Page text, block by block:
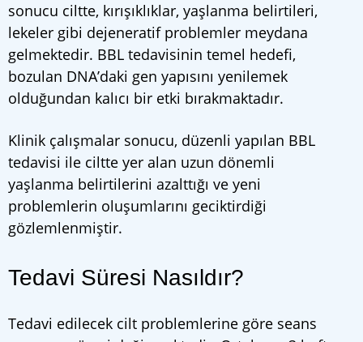
sonucu ciltte, kırışıklıklar, yaşlanma belirtileri,
lekeler gibi dejeneratif problemler meydana
gelmektedir. BBL tedavisinin temel hedefi,
bozulan DNA’daki gen yapısını yenilemek
olduğundan kalıcı bir etki bırakmaktadır.
Klinik çalışmalar sonucu, düzenli yapılan BBL
tedavisi ile ciltte yer alan uzun dönemli
yaşlanma belirtilerini azalttığı ve yeni
problemlerin oluşumlarını geciktirdiği
gözlemlenmiştir.
Tedavi Süresi Nasıldır?
Tedavi edilecek cilt problemlerine göre seans